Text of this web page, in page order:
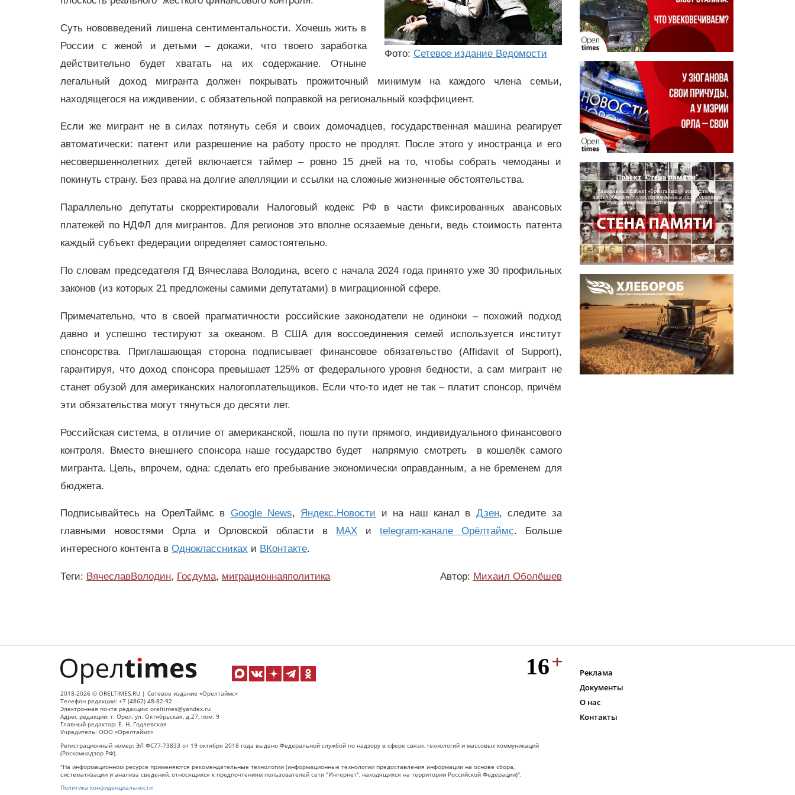
Фото: Сетевое издание Ведомости
Суть нововведений лишена сентиментальности. Хочешь жить в
России с женой и детьми – докажи, что твоего заработка
действительно будет хватать на их содержание. Отныне
легальный доход мигранта должен покрывать прожиточный минимум на каждого члена семьи,
находящегося на иждивении, с обязательной поправкой на региональный коэффициент.
Если же мигрант не в силах потянуть себя и своих домочадцев, государственная машина реагирует
автоматически: патент или разрешение на работу просто не продлят. После этого у иностранца и его
несовершеннолетних детей включается таймер – ровно 15 дней на то, чтобы собрать чемоданы и
покинуть страну. Без права на долгие апелляции и ссылки на сложные жизненные обстоятельства.
Параллельно депутаты скорректировали Налоговый кодекс РФ в части фиксированных авансовых
платежей по НДФЛ для мигрантов. Для регионов это вполне осязаемые деньги, ведь стоимость патента
каждый субъект федерации определяет самостоятельно.
По словам председателя ГД Вячеслава Володина, всего с начала 2024 года принято уже 30 профильных
законов (из которых 21 предложены самими депутатами) в миграционной сфере.
Примечательно, что в своей прагматичности российские законодатели не одиноки – похожий подход
давно и успешно тестируют за океаном. В США для воссоединения семей используется институт
спонсорства. Приглашающая сторона подписывает финансовое обязательство (Affidavit of Support),
гарантируя, что доход спонсора превышает 125% от федерального уровня бедности, а сам мигрант не
станет обузой для американских налогоплательщиков. Если что-то идет не так – платит спонсор, причём
эти обязательства могут тянуться до десяти лет.
Российская система, в отличие от американской, пошла по пути прямого, индивидуального финансового
контроля. Вместо внешнего спонсора наше государство будет напрямую смотреть в кошелёк самого
мигранта. Цель, впрочем, одна: сделать его пребывание экономически оправданным, а не бременем для
бюджета.
Подписывайтесь на ОрелТаймс в Google News, Яндекс.Новости и на наш канал в Дзен, следите за
главными новостями Орла и Орловской области в
MAXи telegram-канале Орёлтаймс. Больше
интересного контента в Одноклассниках и ВКонтакте.
Теги: ВячеславВолодин, Госдума, миграционнаяполитика Автор: Михаил Оболёшев
2018-2026 © ORELTIMES.RU | Сетевое издание «Орелтаймс»
Телефон редакции: +7 (4862) 48-82-92
Электронная почта редакции: oreltimes@yandex.ru
Адрес редакции: г. Орел, ул. Октябрьская, д.27, пом. 9
Главный редактор: Е. Н. Годлевская
Учредитель: ООО «Орелтаймс»
Регистрационный номер: ЭЛ ФС77-73833 от 19 октября 2018 года выдано Федеральной службой по надзору в сфере связи, технологий и массовых коммуникаций
(Роскомнадзор РФ).
"На информационном ресурсе применяются рекомендательные технологии (информационные технологии предоставления информации на основе сбора,
систематизации и анализа сведений, относящихся к предпочтениям пользователей сети "Интернет", находящихся на территории Российской Федерации)".
Политика конфиденциальности
Реклама
Документы
О нас
Контакты